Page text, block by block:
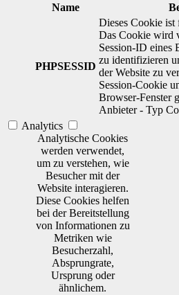
Name
PHPSESSID
Dieses Cookie
Das Cookie wird
Session-ID eines
zu identifizieren
der Website zu
Session-Cookie
Browser-Fenster
Anbieter - Typ
Analytics
Analytische Cookies
werden verwendet,
um zu verstehen, wie
Besucher mit der
Website interagieren.
Diese Cookies helfen
bei der Bereitstellung
von Informationen zu
Metriken wie
Besucherzahl,
Absprungrate,
Ursprung oder
ähnlichem.